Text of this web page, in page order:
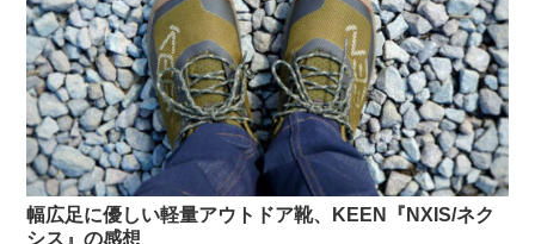
幅広足に優しい軽量アウトドア靴、KEEN『NXIS/ネク
シス』の感想